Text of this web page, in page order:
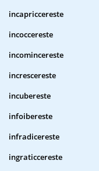
incapriccereste
incoccereste
incomincereste
increscereste
incubereste
infoibereste
infradicereste
ingraticcereste